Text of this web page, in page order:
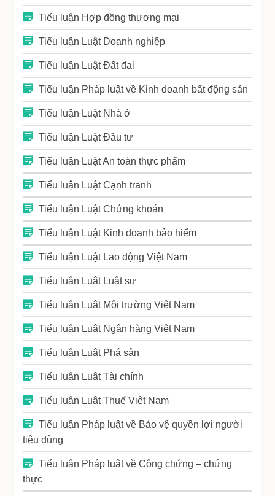
Tiểu luận Hợp đồng thương mại
Tiểu luận Luật Doanh nghiệp
Tiểu luận Luật Đất đai
Tiểu luận Pháp luật về Kinh doanh bất động sản
Tiểu luận Luật Nhà ở
Tiểu luận Luật Đầu tư
Tiểu luận Luật An toàn thực phẩm
Tiểu luận Luật Cạnh tranh
Tiểu luận Luật Chứng khoán
Tiểu luận Luật Kinh doanh bảo hiểm
Tiểu luận Luật Lao động Việt Nam
Tiểu luận Luật Luật sư
Tiểu luận Luật Môi trường Việt Nam
Tiểu luận Luật Ngân hàng Việt Nam
Tiểu luận Luật Phá sản
Tiểu luận Luật Tài chính
Tiểu luận Luật Thuế Việt Nam
Tiểu luận Pháp luật về Bảo vệ quyền lợi người
tiêu dùng
Tiểu luận Pháp luật về Công chứng – chứng
thực